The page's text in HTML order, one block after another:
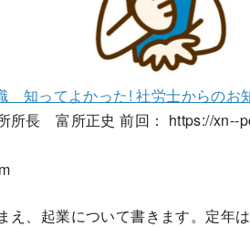
知ってよかった! 社労士からのお
所長 富所正史 前回： https://xn--
、起業について書きます。定年